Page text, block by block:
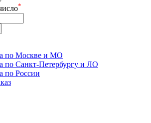
*
по Москве и МО
по Санкт-Петербургу и ЛО
по России